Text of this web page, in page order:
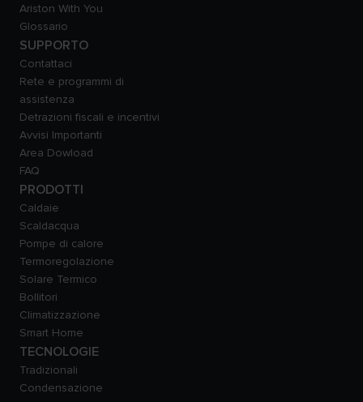
Ariston With You
Glossario
SUPPORTO
Contattaci
Rete e programmi di
assistenza
Detrazioni fiscali e incentivi
Avvisi Importanti
Area Dowload
FAQ
PRODOTTI
Caldaie
Scaldacqua
Pompe di calore
Termoregolazione
Solare Termico
Bollitori
Climatizzazione
Smart Home
TECNOLOGIE
Tradizionali
Condensazione